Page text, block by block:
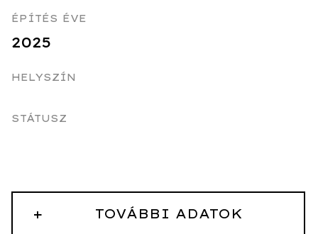
ÉPÍTÉS ÉVE
2025
HELYSZÍN
STÁTUSZ
+ TOVÁBBI ADATOK